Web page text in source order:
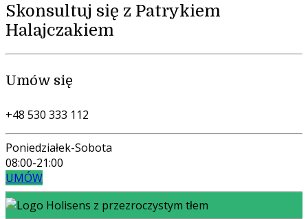
Skonsultuj się z Patrykiem
Halajczakiem
Umów się
+48 530 333 112
Poniedziałek-Sobota
08:00-21:00
UMÓW